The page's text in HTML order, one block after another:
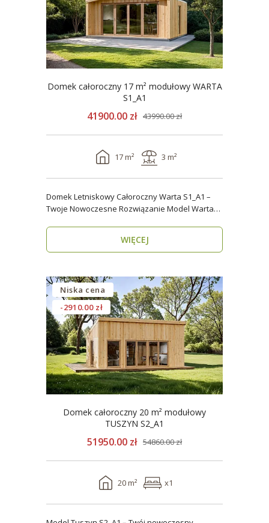
Domek całoroczny 17 m² modułowy WARTA
S1_A1
41900.00 zł 43990.00 zł
17 m² 3 m²
Domek Letniskowy Całoroczny Warta S1_A1 –
Twoje Nowoczesne Rozwiązanie Model Warta
WIĘCEJ
Niska cena
-2910.00 zł
Domek całoroczny 20 m² modułowy
TUSZYN S2_A1
51950.00 zł 54860.00 zł
20 m² x1